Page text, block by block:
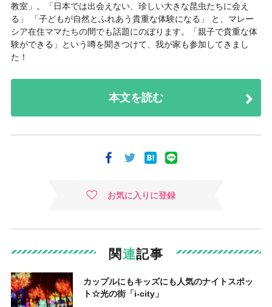
教室」。「日本では出会えない、珍しい大きな昆虫たちに会え
る」 「子どもが自然とふれあう貴重な体験になる」 と、マレー
シア在住ママたちの間でも話題にのぼります。「親子で貴重な体
験ができる」という噂を聞きつけて、我が家も参加してきまし
た！
本文を読む
お気に入りに登録
関連記事
カップルにもキッズにも人気のナイトスポッ
ト☆光の街「i-city」